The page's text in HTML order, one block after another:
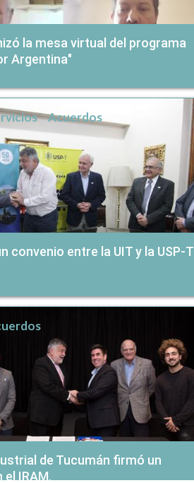
la mesa virtual del programa
Argentina"
Acuerdos
convenio entre la UIT y la USP-T
de Tucumán firmó un
IRAM.